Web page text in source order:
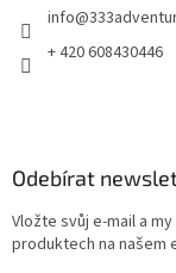
info@
+ 420 608430446
Odebírat
Vložte svůj e-mail a
produktech na našem